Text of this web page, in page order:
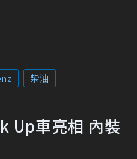
柴油
Up車亮相 內裝